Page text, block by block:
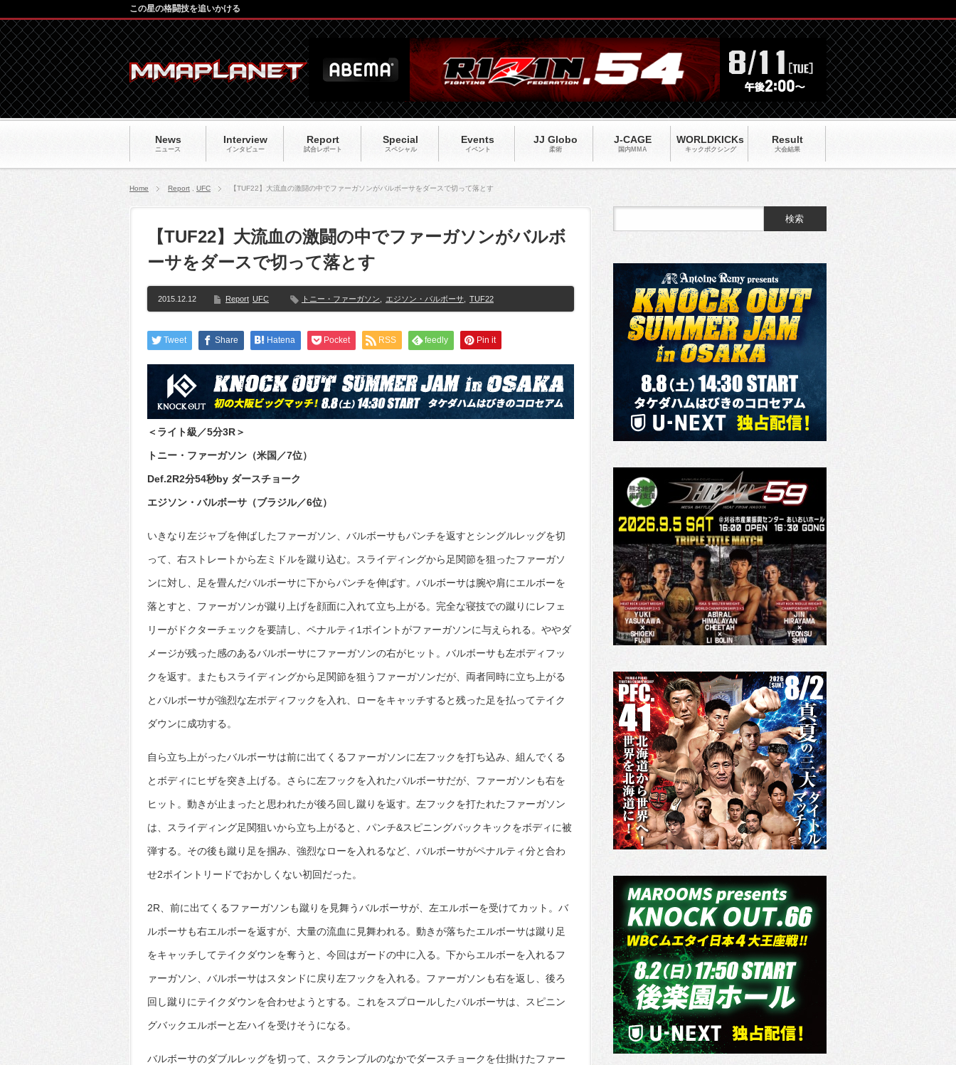
News
ニュース
Interview
インタビュー
Report
試合レポート
Special
スペシャル
Events
イベント
JJ Globo
柔術
J-CAGE
国内MMA
WORLDKICKs
キックポクシング
Result
大会結果
この星の格闘技を追いかける
Home Report UFC 【TUF22】大流血の激闘の中でファーガソンがバルボーサをダースで切って落とす
【TUF22】大流血の激闘の中でファーガソンがバルボ
ーサをダースで切って落とす
2015.12.12 Report UFC トニー・ファーガソン エジソン・バルボーサ TUF22
Tweet Share Hatena Pocket RSS feedly Pin it
＜ライト級／5分3R＞
トニー・ファーガソン（米国／7位）
Def.2R2分54秒by ダースチョーク
エジソン・バルボーサ（ブラジル／6位）
いきなり左ジャブを伸ばしたファーガソン、バルボーサもパンチを返すとシングルレッグを切
って、右ストレートから左ミドルを蹴り込む。スライディングから足関節を狙ったファーガソ
ンに対し、足を畳んだバルボーサに下からパンチを伸ばす。バルボーサは腕や肩にエルボーを
落とすと、ファーガソンが蹴り上げを顔面に入れて立ち上がる。完全な寝技での蹴りにレフェ
リーがドクターチェックを要請し、ペナルティ1ポイントがファーガソンに与えられる。ややダ
メージが残った感のあるバルボーサにファーガソンの右がヒット。バルボーサも左ボディフッ
クを返す。またもスライディングから足関節を狙うファーガソンだが、両者同時に立ち上がる
とバルボーサが強烈な左ボディフックを入れ、ローをキャッチすると残った足を払ってテイク
ダウンに成功する。
自ら立ち上がったバルボーサは前に出てくるファーガソンに左フックを打ち込み、組んでくる
とボディにヒザを突き上げる。さらに左フックを入れたバルボーサだが、ファーガソンも右を
ヒット。動きが止まったと思われたが後ろ回し蹴りを返す。左フックを打たれたファーガソン
は、スライディング足関狙いから立ち上がると、パンチ&スピニングバックキックをボディに被
弾する。その後も蹴り足を掴み、強烈なローを入れるなど、バルボーサがペナルティ分と合わ
せ2ポイントリードでおかしくない初回だった。
2R、前に出てくるファーガソンも蹴りを見舞うバルボーサが、左エルボーを受けてカット。バ
ルボーサも右エルボーを返すが、大量の流血に見舞われる。動きが落ちたエルボーサは蹴り足
をキャッチしてテイクダウンを奪うと、今回はガードの中に入る。下からエルボーを入れるフ
ァーガソン、バルボーサはスタンドに戻り左フックを入れる。ファーガソンも右を返し、後ろ
回し蹴りにテイクダウンを合わせようとする。これをスプロールしたバルボーサは、スピニン
グバックエルボーと左ハイを受けそうになる。
バルボーサのダブルレッグを切って、スクランブルのなかでダースチョークを仕掛けたファー